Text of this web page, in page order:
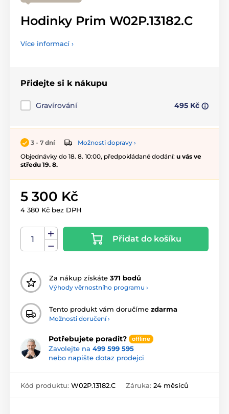
Hodinky Prim W02P.13182.C
Více informací ›
Přidejte si k nákupu
Gravírování 495 Kč
3 - 7 dní
Možnosti dopravy ›
Objednávky do 18. 8. 10:00, předpokládané dodání: u vás ve
středu 19. 8.
5 300 Kč
4 380 Kč bez DPH
Přidat do košíku
Za nákup získáte 371 bodů
Výhody věrnostního programu ›
Tento produkt vám doručíme zdarma
Možnosti doručení ›
Potřebujete poradit? offline
Zavolejte na 499 599 595
nebo napište dotaz prodejci
Kód produktu: W02P.13182.C Záruka: 24 měsíců